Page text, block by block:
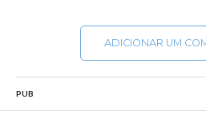
ADICIONAR UM
PUB